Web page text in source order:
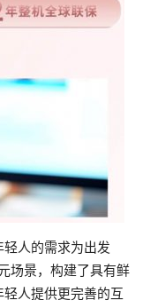
人的需求为出发
场景，构建了具有鲜
人提供更完善的互